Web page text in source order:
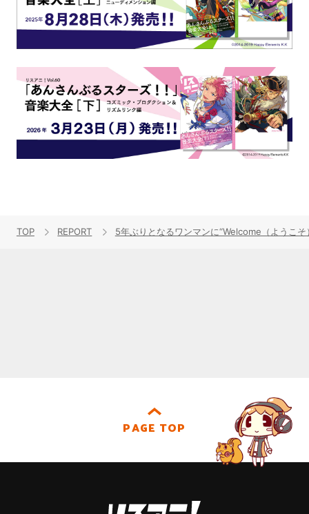
TOP REPORT 5年ぶりとなるワンマンに“Welcome（ようこ
PAGE TOP